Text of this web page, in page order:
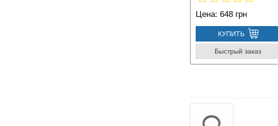
Цена: 648 грн
КУПИТЬ
Быстрый заказ